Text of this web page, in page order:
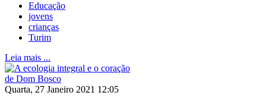
Educação
jovens
crianças
Turim
Leia mais ...
Quarta, 27 Janeiro 2021 12:05